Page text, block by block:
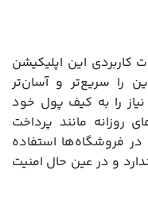
کاربردی این اپلیکیشن
را سریع‌تر و آسان‌تر
نیاز را به کیف پول خود
روزانه مانند پرداخت
فروشگاه‌ها استفاده
و در عین حال امنیت